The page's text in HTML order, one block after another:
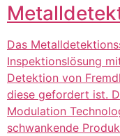
Das
Inspektionslösung
Detektion von
diese gefordert ist.
Modulation
schwankende